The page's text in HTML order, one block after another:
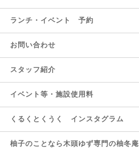
ランチ・イベント 予約
お問い合わせ
スタッフ紹介
イベント等・施設使用料
くるくとくうく インスタグラム
柚子のことなら木頭ゆず専門の柚冬庵